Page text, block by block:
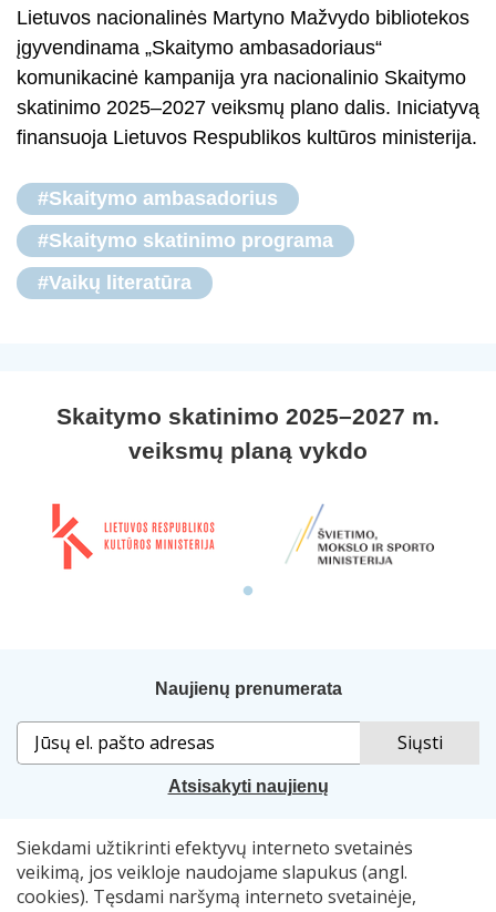
Siekdami užtikrinti efektyvų interneto svetainės
veikimą, jos veikloje naudojame slapukus (angl.
cookies). Tęsdami naršymą interneto svetainėje,
Lietuvos nacionalinės Martyno Mažvydo bibliotekos
įgyvendinama „Skaitymo ambasadoriaus“
komunikacinė kampanija yra nacionalinio Skaitymo
skatinimo 2025–2027 veiksmų plano dalis. Iniciatyvą
finansuoja Lietuvos Respublikos kultūros ministerija.
#Skaitymo ambasadorius
#Skaitymo skatinimo programa
#Vaikų literatūra
Skaitymo skatinimo 2025–2027 m.
veiksmų planą vykdo
Naujienų prenumerata
Atsisakyti naujienų
Sprendimas: „Idamas“ . Naudojama „Smart Web“
sistema.
© 2007–2026 Lietuvos nacionalinė Martyno Mažvydo